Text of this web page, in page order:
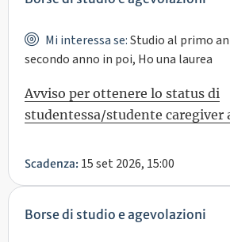
Mi interessa se:Studio al primo
secondo anno in poi, Ho una laurea
Avviso per ottenere lo status di
studentessa/studente caregiver
Scadenza: 15 set 2026, 15:00
Borse di studio e agevolazioni